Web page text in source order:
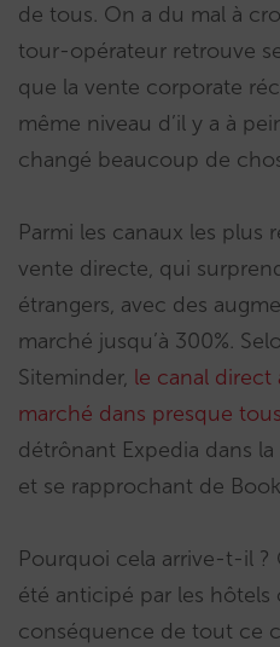
de tous. On a du mal à
tour-opérateur retrouve
que la vente corporate
même niveau d’il y a à
changé beaucoup de
Parmi les canaux les plus
vente directe, qui
étrangers, avec des
marché jusqu’à 300%.
Siteminder, le canal direct
marché dans presque
détrônant Expedia dans
et se rapprochant de
Pourquoi cela arrive-t-il ?
été anticipé par les hôtels
conséquence de tout ce